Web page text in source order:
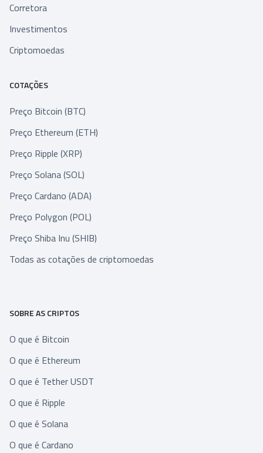
Corretora
Investimentos
Criptomoedas
COTAÇÕES
Preço Bitcoin (BTC)
Preço Ethereum (ETH)
Preço Ripple (XRP)
Preço Solana (SOL)
Preço Cardano (ADA)
Preço Polygon (POL)
Preço Shiba Inu (SHIB)
Todas as cotações de criptomoedas
SOBRE AS CRIPTOS
O que é Bitcoin
O que é Ethereum
O que é Tether USDT
O que é Ripple
O que é Solana
O que é Cardano